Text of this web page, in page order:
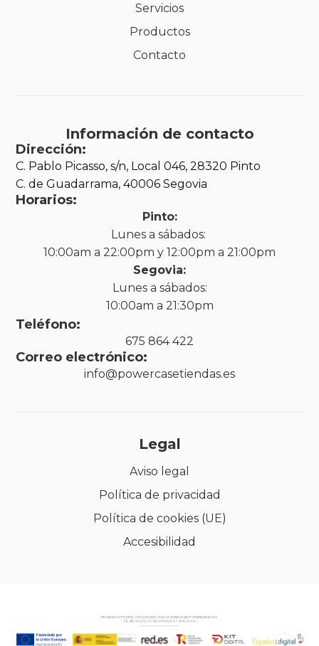
Servicios
Productos
Contacto
Información de contacto
Dirección:
C. Pablo Picasso, s/n, Local 046, 28320 Pinto
C. de Guadarrama, 40006 Segovia
Horarios:
Pinto:
Lunes a sábados:
10:00am a 22:00pm y 12:00pm a 21:00pm
Segovia:
Lunes a sábados:
10:00am a 21:30pm
Teléfono:
675 864 422
Correo electrónico:
info@powercasetiendas.es
Legal
Aviso legal
Política de privacidad
Política de cookies (UE)
Accesibilidad